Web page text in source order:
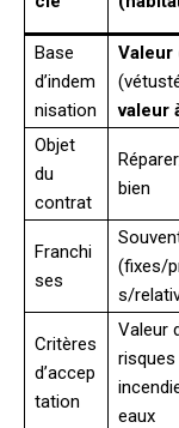
Base
d’indem
nisation
Valeur
valeur
Objet
du
contrat
bien
Franchi
ses
(fixes/
s/
Critères
d’accep
tation
Valeur
risques
eaux